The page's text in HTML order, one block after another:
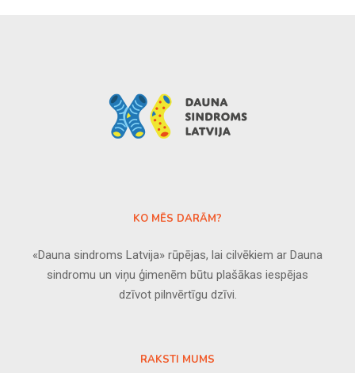
KO MĒS DARĀM?
«Dauna sindroms Latvija» rūpējas, lai cilvēkiem ar Dauna
sindromu un viņu ģimenēm būtu plašākas iespējas
dzīvot pilnvērtīgu dzīvi.
RAKSTI MUMS